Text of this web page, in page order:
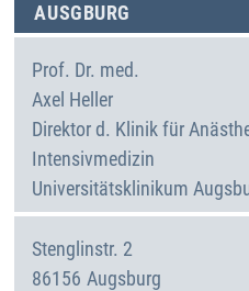
AUSGBURG
Prof. Dr. med.
Axel Heller
Direktor d. Klinik für
Intensivmedizin
Universitätsklinikum
Stenglinstr. 2
86156 Augsburg